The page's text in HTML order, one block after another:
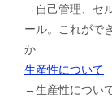
→自己管理、セ
ール。これがで
か
生産性について
→生産性につい